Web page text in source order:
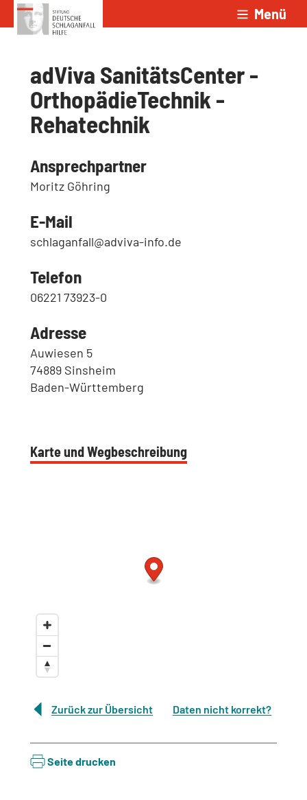
Zum Inhalt springen Menü
adViva SanitätsCenter -
OrthopädieTechnik -
Rehatechnik
Ansprechpartner
Moritz Göhring
E-Mail
schlaganfall@adviva-info.de
Telefon
06221 73923-0
Adresse
Auwiesen 5
74889 Sinsheim
Baden-Württemberg
Karte und Wegbeschreibung
Zurück zur Übersicht Daten nicht korrekt?
Seite drucken